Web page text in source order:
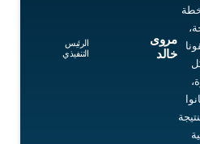
مروى
خالد
الرئيس
التنفيذي